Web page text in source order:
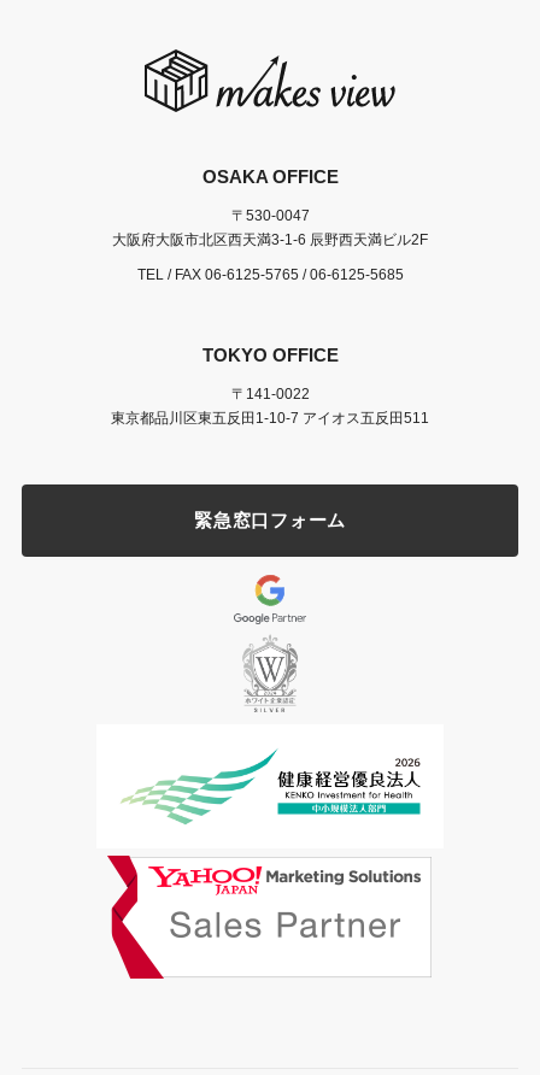
OSAKA OFFICE
〒530-0047
大阪府大阪市北区西天満3-1-6 辰野西天満ビル2F
TEL / FAX 06-6125-5765/ 06-6125-5685
TOKYO OFFICE
〒141-0022
東京都品川区東五反田1-10-7 アイオス五反田511
緊急窓口フォーム